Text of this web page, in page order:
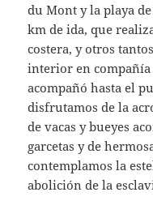
du Mont y la playa
km de ida, que
costera, y otros
interior en
acompañó hasta el
disfrutamos de la
de vacas y bueyes
garcetas y de
contemplamos la
abolición de la